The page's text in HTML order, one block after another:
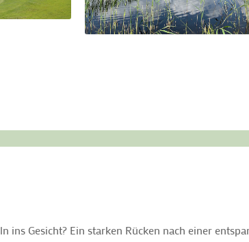
Gesicht? Ein starken Rücken nach einer